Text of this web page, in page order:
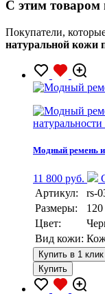
C этим
Покупатели,
натуральной кожи
Модный ремень
11 800 руб.
Артикул:
rs-
Размеры:
Цвет:
Вид кожи:
Купить в 1 клик
Купить